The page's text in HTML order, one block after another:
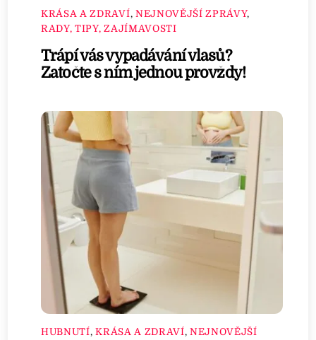
KRÁSA A ZDRAVÍ, NEJNOVĚJŠÍ ZPRÁVY,
RADY, TIPY, ZAJÍMAVOSTI
Trápí vás vypadávání vlasů?
Zatočte s ním jednou provždy!
HUBNUTÍ,KRÁSA A ZDRAVÍ, NEJNOVĚJŠÍ